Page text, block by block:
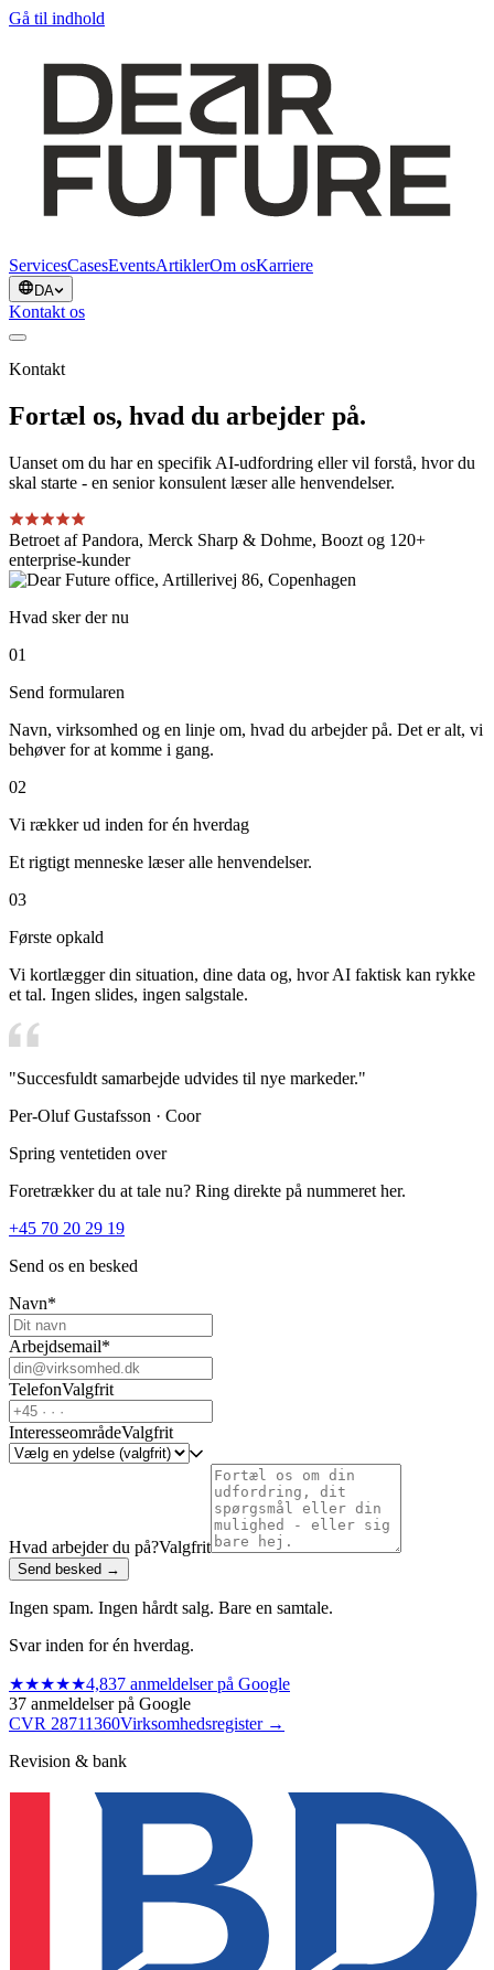
Gå til indhold
ServicesCasesEventsArtiklerOm osKarriere
DA
Kontakt os
Kontakt
Fortæl os, hvad du arbejder på.
Uanset om du har en specifik AI-udfordring eller vil forstå, hvor du
skal starte - en senior konsulent læser alle henvendelser.
Betroet af Pandora, Merck Sharp & Dohme, Boozt og 120+
enterprise-kunder
Hvad sker der nu
01
Send formularen
Navn, virksomhed og en linje om, hvad du arbejder på. Det er alt, vi
behøver for at komme i gang.
02
Vi rækker ud inden for én hverdag
Et rigtigt menneske læser alle henvendelser.
03
Første opkald
Vi kortlægger din situation, dine data og, hvor AI faktisk kan rykke
et tal. Ingen slides, ingen salgstale.
"Succesfuldt samarbejde udvides til nye markeder."
Per-Oluf Gustafsson · Coor
Spring ventetiden over
Foretrækker du at tale nu? Ring direkte på nummeret her.
+45 70 20 29 19
Send os en besked
Navn*
Arbejdsemail*
TelefonValgfrit
InteresseområdeValgfrit
Hvad arbejder du på?Valgfrit
Send besked →
Ingen spam. Ingen hårdt salg. Bare en samtale.
Svar inden for én hverdag.
★★★★★4,837 anmeldelser på Google
37 anmeldelser på Google
CVR 28711360Virksomhedsregister →
Revision & bank